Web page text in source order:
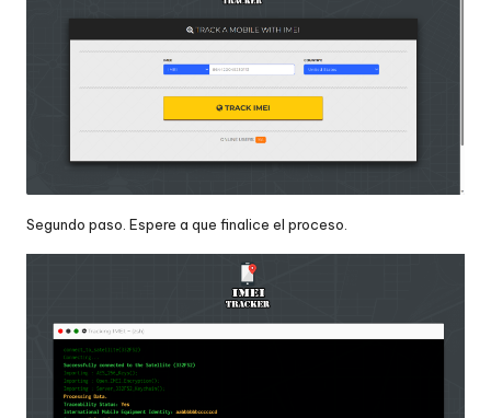
Segundo paso. Espere a que finalice el proceso.